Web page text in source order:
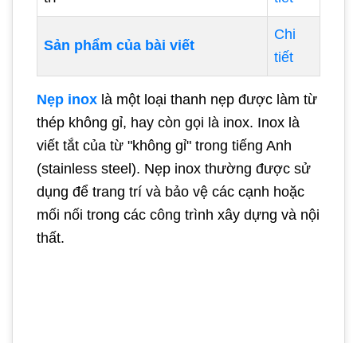
Sản phẩm của bài viết
Chi
tiết
Nẹp inox là một loại thanh nẹp được làm từ
thép không gỉ, hay còn gọi là inox. Inox là
viết tắt của từ "không gỉ" trong tiếng Anh
(stainless steel). Nẹp inox thường được sử
dụng để trang trí và bảo vệ các cạnh hoặc
mối nối trong các công trình xây dựng và nội
thất.